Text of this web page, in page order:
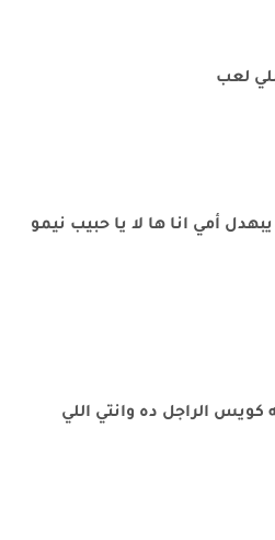
لعب
أمي انا ها لا يا حبيب نيمو
الراجل ده وانتي اللي